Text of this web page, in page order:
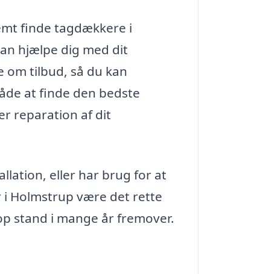
finde tagdækkere i
hjælpe dig med dit
tilbud, så du kan
at finde den bedste
reparation af dit
eller har brug for at
i Holmstrup være det rette
stand i mange år fremover.